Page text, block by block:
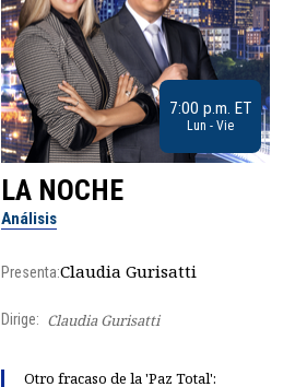
7:00 p.m. ET
Lun - Vie
LA NOCHE
Análisis
Presenta:Claudia Gurisatti
Dirige: Claudia Gurisatti
Otro fracaso de la 'Paz Total':